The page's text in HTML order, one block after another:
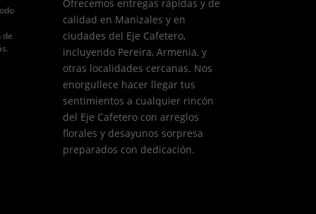
de
Ofrecemos entregas rápidas y de
calidad en Manizales y en
ciudades del Eje Cafetero,
incluyendo Pereira, Armenia, y
otras localidades cercanas. Nos
enorgullece hacer llegar tus
sentimientos a cualquier rincón
del Eje Cafetero con arreglos
florales y desayunos sorpresa
preparados con dedicación.